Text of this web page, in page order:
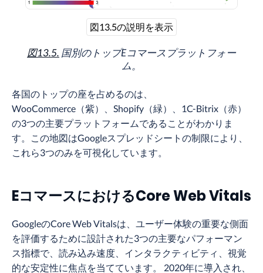
図13.5の説明を表示
図13.5. 国別のトップEコマースプラットフォー
ム。
各国のトップの座を占めるのは、
WooCommerce（紫）、Shopify（緑）、1C-Bitrix（赤）
の3つの主要プラットフォームであることがわかりま
す。この地図はGoogleスプレッドシートの制限により、
これら3つのみを可視化しています。
EコマースにおけるCore Web Vitals
GoogleのCore Web Vitalsは、ユーザー体験の重要な側面
を評価するために設計された3つの主要なパフォーマン
ス指標で、読み込み速度、インタラクティビティ、視覚
的な安定性に焦点を当てています。 2020年に導入され、